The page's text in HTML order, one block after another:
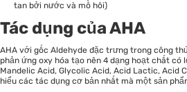
tan bởi nước và mồ hôi)
Tác dụng của AHA
AHA với gốc Aldehyde đặc trưng trong công
phản ứng oxy hóa tạo nên 4 dạng hoạt chất có
Mandelic Acid, Glycolic Acid, Acid Lactic, Acid
hiểu các tác dụng cơ bản nhất mà một sản